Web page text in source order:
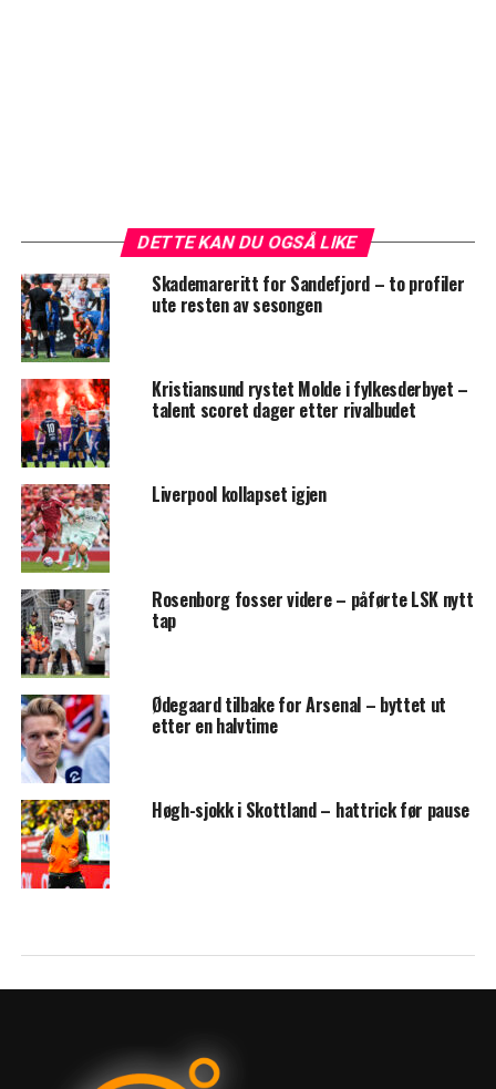
DETTE KAN DU OGSÅ LIKE
Skademareritt for Sandefjord – to profiler
ute resten av sesongen
Kristiansund rystet Molde i fylkesderbyet –
talent scoret dager etter rivalbudet
Liverpool kollapset igjen
Rosenborg fosser videre – påførte LSK nytt
tap
Ødegaard tilbake for Arsenal – byttet ut
etter en halvtime
Høgh-sjokk i Skottland – hattrick før pause